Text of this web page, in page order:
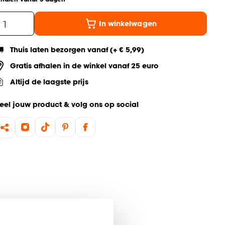
In winkelwagen
Thuis laten bezorgen vanaf (+ € 5,99)
Gratis afhalen in de winkel vanaf 25 euro
Altijd de laagste prijs
jouw product & volg ons op social